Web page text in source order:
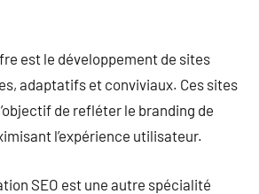
est le développement de sites
adaptatifs et conviviaux. Ces sites
de refléter le branding de
l’expérience utilisateur.
SEO est une autre spécialité